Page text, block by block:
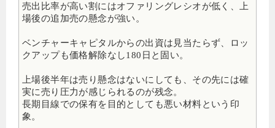
売出比率が高い割にはオファリングレシオが低く、上
場後の追加売の懸念が強い。
ベンチャーキャピタルからの出資は見当たらず、ロッ
クアップも価格解除なし180日と固い。
上場後半年は売り懸念はないにしても、その先には確
実に売り圧力が感じられるのが残念。
長期目線での保有を目的としても悪い材料という印
象。